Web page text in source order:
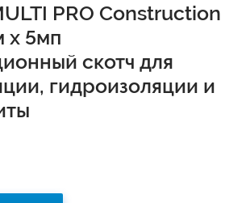
PRO Construction
x 5мп
скотч для
гидроизоляции и